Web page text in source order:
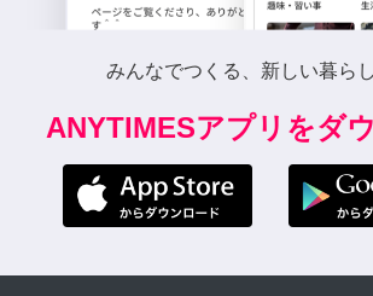
みんなでつくる、新しい暮らし
ANYTIMESアプリをダ